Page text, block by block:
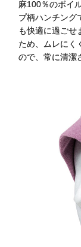
麻100％のボイ
プ柄ハンチング
も快適に過ごせ
ため、ムレにく
ので、常に清潔